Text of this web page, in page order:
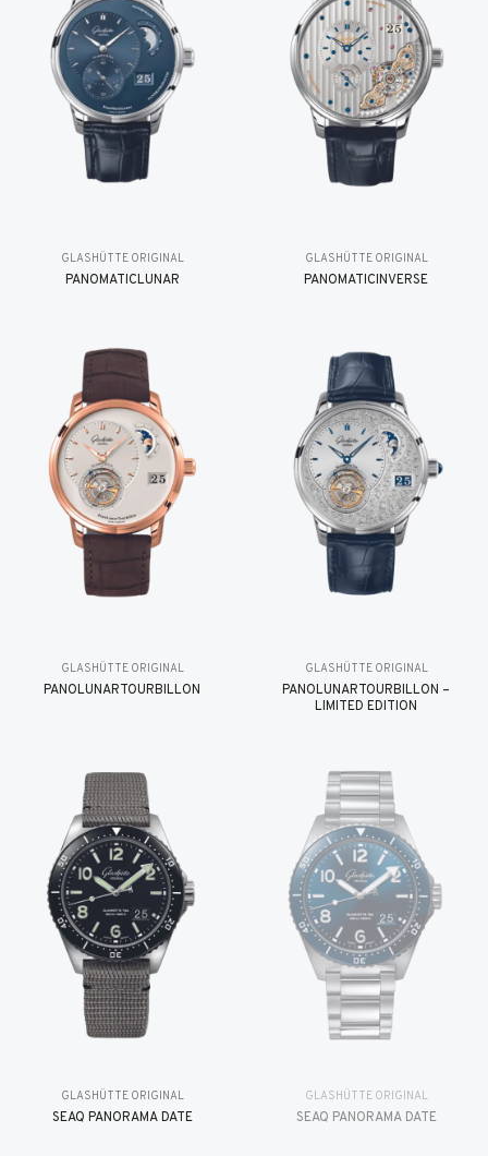
GLASHÜTTE ORIGINAL
PANOMATICLUNAR
GLASHÜTTE ORIGINAL
PANOMATICINVERSE
GLASHÜTTE ORIGINAL
PANOLUNARTOURBILLON
GLASHÜTTE ORIGINAL
PANOLUNARTOURBILLON –
LIMITED EDITION
GLASHÜTTE ORIGINAL
SEAQ PANORAMA DATE
GLASHÜTTE ORIGINAL
SEAQ PANORAMA DATE